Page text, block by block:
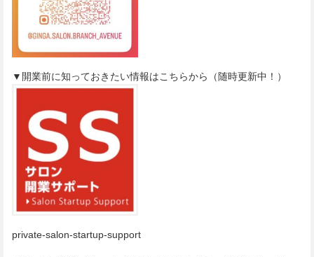
▼開業前に知っておきたい情報はこちらから（随時更新中！）
private-salon-startup-support